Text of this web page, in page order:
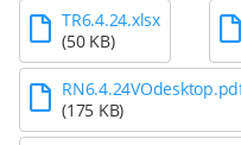
TR6.4.24.xlsx
(50 KB)
(175 KB)